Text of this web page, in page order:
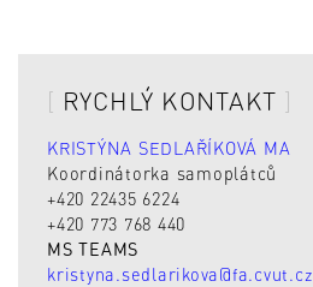
RYCHLÝ KONTAKT
KRISTÝNA SEDLAŘÍKOVÁ MA
Koordinátorka samoplátců
+420 22435 6224
+420 773 768 440
MS TEAMS
kristyna.sedlarikova@fa.cvut.cz